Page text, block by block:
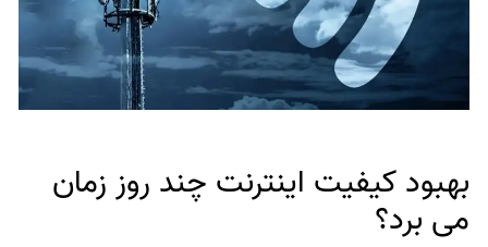
بهبود کیفیت اینترنت چند روز زمان
می برد؟